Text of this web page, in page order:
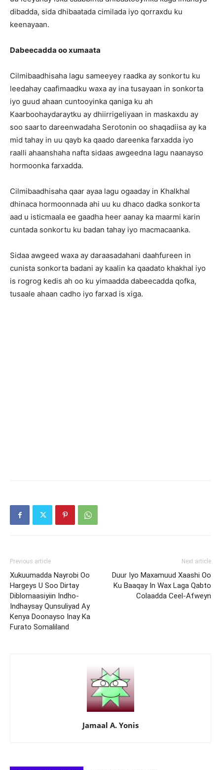
dibadda, sida dhibaatada cimilada iyo qorraxdu ku
keenayaan.
Dabeecadda oo xumaata
Cilmibaadhisaha lagu sameeyey raadka ay sonkortu ku
leedahay caafimaadku waxa ay ina tusayaan in sonkorta
iyo guud ahaan cuntooyinka qaniga ku ah
Kaarboohaydaraytku ay dhiirrigeliyaan in maskaxdu ay
soo saarto dareenwadaha Serotonin oo shaqadiisa ay ka
mid tahay in uu qayb ka qaado dareenka farxadda iyo
raalli ahaanshaha nafta sidaas awgeedna lagu naanayso
hormoonka farxadda.
Cilmibaadhisaha qaar ayaa lagu ogaaday in Khalkhal
dhinaca hormoonnada ahi uu ku dhaco dadka sonkorta
aad u isticmaala ee gaadha heer aanay ka maarmi karin
cuntada sonkortu ku badan tahay iyo macmacaanka.
Sidaa awgeed waxa ay daraasadahani daahfureen in
cunista sonkorta badani ay kaalin ka qaadato khakhal iyo
is rogrog kedis ah oo ku yimaadda dabeecadda qofka,
tusaale ahaan cadho iyo farxad is xiga.
Previous article
Xukuumadda Nayrobi Oo
Hargeys U Soo Dirtay
Diblomaasiyiin Indho-
Indhaysay Qunsuliyad Ay
Kenya Doonayso Inay Ka
Furato Somaliland
Next article
Duur Iyo Maxamuud Xaashi Oo
Ku Baaqay In Wax Laga Qabto
Colaadda Ceel-Afweyn
Jamaal A. Yonis